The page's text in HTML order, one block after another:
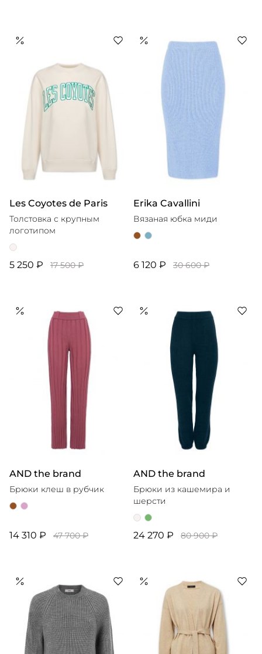
Les Coyotes de Paris
Толстовка с крупным
логотипом
5 250 ₽ 17 500 ₽
Erika Cavallini
Вязаная юбка миди
6 120 ₽ 30 600 ₽
AND the brand
Брюки клеш в рубчик
14 310 ₽ 47 700 ₽
AND the brand
Брюки из кашемира и
шерсти
24 270 ₽ 80 900 ₽